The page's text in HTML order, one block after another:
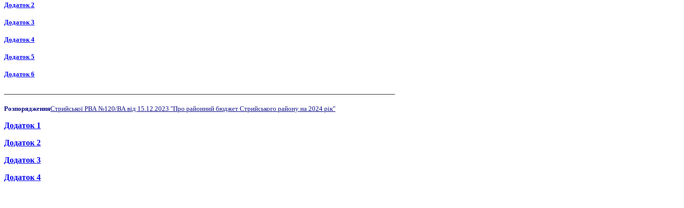
Додаток 2
Додаток 3
Додаток 4
Додаток 5
Додаток 6
РозпорядженняСтрийської РВА №120/ВА від 15.12.2023 "Про районний бюджет Стрийського району на 2024 рік"
Додаток 1
Додаток 2
Додаток 3
Додаток 4